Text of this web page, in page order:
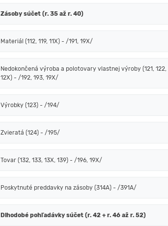
Zásoby súčet (r. 35 až r. 40)
Materiál (112, 119, 11X) - /191, 19X/
Nedokončená výroba a polotovary vlastnej výroby (121, 122,
12X) - /192, 193, 19X/
Výrobky (123) - /194/
Zvieratá (124) - /195/
Tovar (132, 133, 13X, 139) - /196, 19X/
Poskytnuté preddavky na zásoby (314A) - /391A/
Dlhodobé pohľadávky súčet (r. 42 + r. 46 až r. 52)